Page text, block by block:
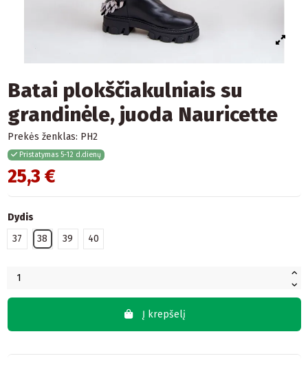
Batai plokščiakulniais su
grandinėle, juoda Nauricette
Prekės ženklas: PH2
Pristatymas 5-12 d.dienų
25,3 €
Dydis
37
38 39 40
Į krepšelį